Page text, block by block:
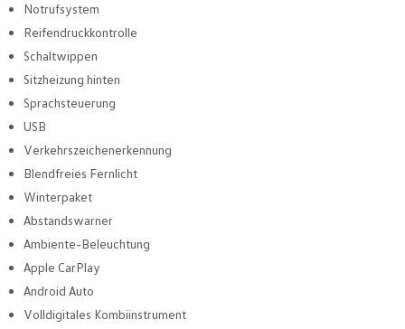
Notrufsystem
Reifendruckkontrolle
Schaltwippen
Sitzheizung hinten
Sprachsteuerung
USB
Verkehrszeichenerkennung
Blendfreies Fernlicht
Winterpaket
Abstandswarner
Ambiente-Beleuchtung
Apple CarPlay
Android Auto
Volldigitales Kombiinstrument